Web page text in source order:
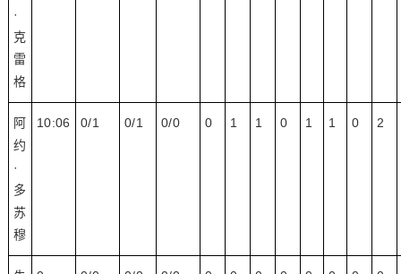
·
克
雷
格
阿
约
·
多
苏
穆
10:06 0/1 0/1 0/0 0 1 1 0 1 1 0 2